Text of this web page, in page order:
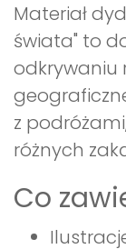
Materiał
świata" to
odkrywaniu
z
różnych
Co